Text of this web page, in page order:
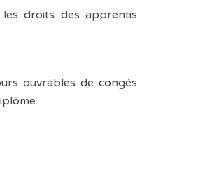
les droits des apprentis
ouvrables de congés